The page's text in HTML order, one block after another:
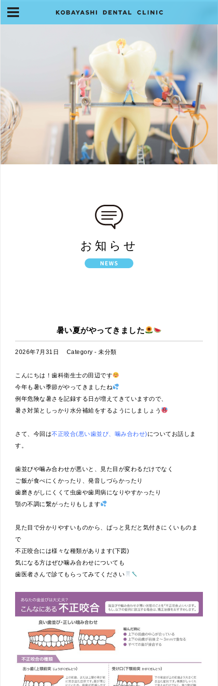
旧医院にご来院の皆様へ
訪問診療について
お知らせ
暑い夏がやってきました
2026年7月31日 Category - 未分類
こんにちは！歯科衛生士の田辺です
今年も暑い季節がやってきましたね
例年危険な暑さを記録する日が増えてきていますので、
暑さ対策としっかり水分補給をするようにしましょう
さて、今回は不正咬合(悪い歯並び、噛み合わせ)についてお話しま
す。
歯並びや噛み合わせが悪いと、見た目が変わるだけでなく
ご飯が食べにくかったり、発音しづらかったり
歯磨きがしにくくて虫歯や歯周病になりやすかったり
顎の不調に繋がったりもします
見た目で分かりやすいものから、ぱっと見だと気付きにくいものま
で
不正咬合には様々な種類があります(下図)
気になる方はぜひ噛み合わせについても
歯医者さんで診てもらってみてください